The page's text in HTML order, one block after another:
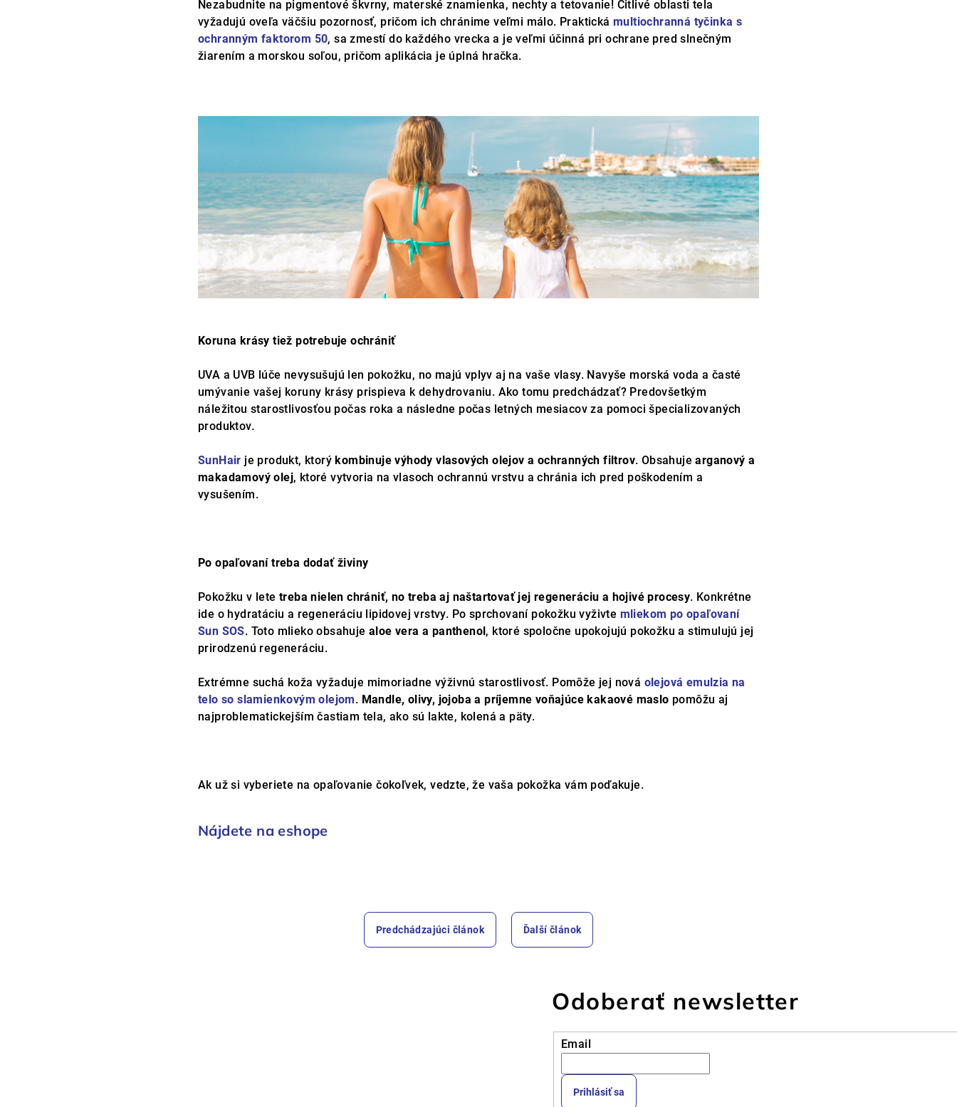
Nezabudnite na pigmentové škvrny, materské znamienka, nechty a tetovanie! Citlivé oblasti tela
vyžadujú oveľa väčšiu pozornosť, pričom ich chránime veľmi málo. Praktická multiochranná tyčinka s
ochranným faktorom 50, sa zmestí do každého vrecka a je veľmi účinná pri ochrane pred slnečným
žiarením a morskou soľou, pričom aplikácia je úplná hračka.
Koruna krásy tiež potrebuje ochrániť
UVA a UVB lúče nevysušujú len pokožku, no majú vplyv aj na vaše vlasy. Navyše morská voda a časté
umývanie vašej koruny krásy prispieva k dehydrovaniu. Ako tomu predchádzať? Predovšetkým
náležitou starostlivosťou počas roka a následne počas letných mesiacov za pomoci špecializovaných
produktov.
SunHair je produkt, ktorýkombinuje výhody vlasových olejov a ochranných filtrov. Obsahujearganový a
makadamový olej, ktoré vytvoria na vlasoch ochrannú vrstvu a chránia ich pred poškodením a
vysušením.
Po opaľovaní treba dodať živiny
Pokožku v lete treba nielen chrániť, no treba aj naštartovať jej regeneráciu a hojivé procesy. Konkrétne
ide o hydratáciu a regeneráciu lipidovej vrstvy. Po sprchovaní pokožku vyživte mliekom po opaľovaní
Sun SOS. Toto mlieko obsahujealoe vera a panthenol, ktoré spoločne upokojujú pokožku a stimulujú jej
prirodzenú regeneráciu.
Extrémne suchá koža vyžaduje mimoriadne výživnú starostlivosť. Pomôže jej nová olejová emulzia na
telo so slamienkovým olejom. Mandle, olivy, jojoba a príjemne voňajúce kakaové maslo pomôžu aj
najproblematickejším častiam tela, ako sú lakte, kolená a päty.
Ak už si vyberiete na opaľovanie čokoľvek, vedzte, že vaša pokožka vám poďakuje.
Nájdete na eshope
Predchádzajúci článok Ďalší článok
Odoberať newsletter
Email
Prihlásiť sa